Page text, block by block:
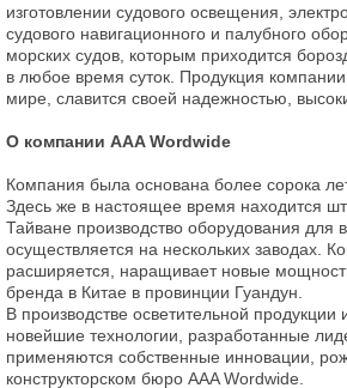
изготовлении судового освещения,
судового навигационного и палубного
морских судов, которым приходится
в любое время суток. Продукция
мире, славится своей надежностью,
О компании AAA Wordwide
Компания была основана более сорока
Здесь же в настоящее время находится
Тайване производство оборудования для
осуществляется на нескольких заводах.
расширяется, наращивает новые
бренда в Китае в провинции Гуандун.
В производстве осветительной продукции
новейшие технологии, разработанные
применяются собственные инновации,
конструкторском бюро AAA Wordwide.